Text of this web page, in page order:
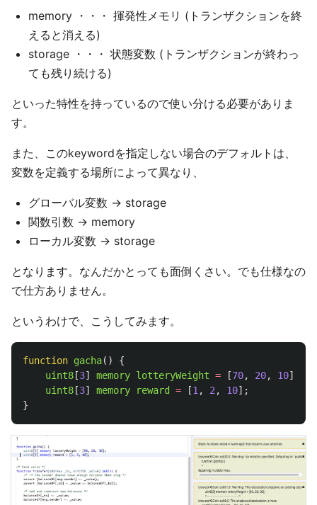
memory ・・・ 揮発性メモリ (トランザクションを終
えると消える)
storage ・・・ 状態変数 (トランザクションが終わっ
ても残り続ける)
といった特性を持っているので使い分ける必要がありま
す。
また、このkeywordを指定しない場合のデフォルトは、
変数を定義する場所によって異なり、
グローバル変数 → storage
関数引数 → memory
ローカル変数 → storage
となります。なんだかとっても面倒くさい。でも仕様なの
で仕方ありません。
というわけで、こうしてみます。
function gacha()
{
uint8 [3] memory lotteryWeight = [70, 20, 10];
uint8 [3] memory reward = [1 , 2 , 10];
}